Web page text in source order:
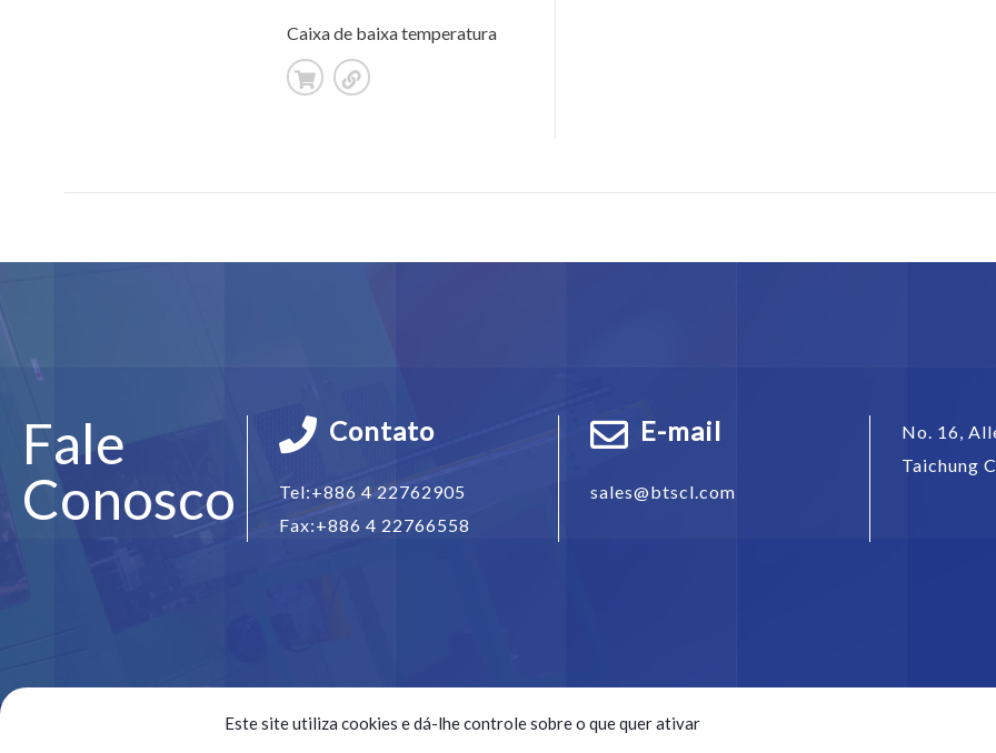
Caixa de baixa temperatura
Fale
Conosco
Contato
Tel:+886 4 22762905
Fax:+886 4 22766558
E-mail
sales@btscl.com
No. 16,
Taichung
Este site utiliza cookies e dá-lhe controle sobre o que quer ativar